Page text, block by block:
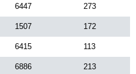
6447 273
1507 172
6415 113
6886 213